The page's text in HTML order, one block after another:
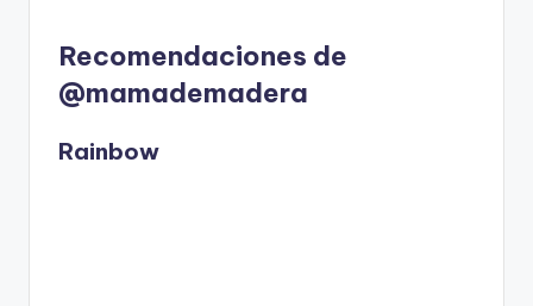
Recomendaciones de
@mamademadera
Rainbow